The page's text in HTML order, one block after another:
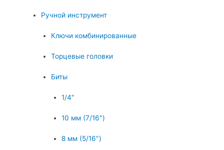
Ручной инструмент
Ключи комбинированные
Торцевые головки
Биты
1/4"
10 мм (7/16")
8 мм (5/16")